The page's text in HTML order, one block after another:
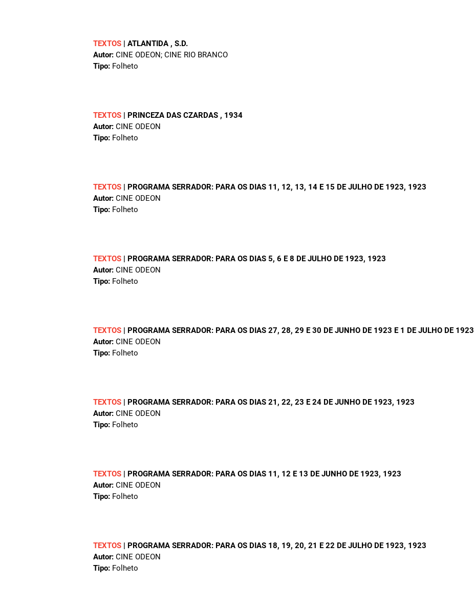
TEXTOS | ATLANTIDA , S.D.
Autor: CINE ODEON; CINE RIO BRANCO
Tipo: Folheto
TEXTOS | PRINCEZA DAS CZARDAS , 1934
Autor: CINE ODEON
Tipo: Folheto
TEXTOS | PROGRAMA SERRADOR: PARA OS DIAS 11, 12, 13, 14 E 15 DE JULHO DE 1923, 1923
Autor: CINE ODEON
Tipo: Folheto
TEXTOS | PROGRAMA SERRADOR: PARA OS DIAS 5, 6 E 8 DE JULHO DE 1923, 1923
Autor: CINE ODEON
Tipo: Folheto
TEXTOS | PROGRAMA SERRADOR: PARA OS DIAS 27, 28, 29 E 30 DE JUNHO DE 1923 E 1 DE JULHO DE 1923
Autor: CINE ODEON
Tipo: Folheto
TEXTOS | PROGRAMA SERRADOR: PARA OS DIAS 21, 22, 23 E 24 DE JUNHO DE 1923, 1923
Autor: CINE ODEON
Tipo: Folheto
TEXTOS | PROGRAMA SERRADOR: PARA OS DIAS 11, 12 E 13 DE JUNHO DE 1923, 1923
Autor: CINE ODEON
Tipo: Folheto
TEXTOS | PROGRAMA SERRADOR: PARA OS DIAS 18, 19, 20, 21 E 22 DE JULHO DE 1923, 1923
Autor: CINE ODEON
Tipo: Folheto